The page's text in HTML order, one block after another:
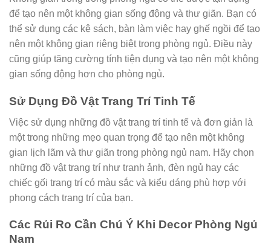
để tạo nên một không gian sống động và thư giãn. Bạn có
thể sử dụng các kệ sách, bàn làm việc hay ghế ngồi để tạo
nên một không gian riêng biệt trong phòng ngủ. Điều này
cũng giúp tăng cường tính tiện dụng và tạo nên một không
gian sống động hơn cho phòng ngủ.
Sử Dụng Đồ Vật Trang Trí Tinh Tế
Việc sử dụng những đồ vật trang trí tinh tế và đơn giản là
một trong những mẹo quan trọng để tạo nên một không
gian lịch lãm và thư giãn trong phòng ngủ nam. Hãy chọn
những đồ vật trang trí như tranh ảnh, đèn ngủ hay các
chiếc gối trang trí có màu sắc và kiểu dáng phù hợp với
phong cách trang trí của bạn.
Các Rủi Ro Cần Chú Ý Khi Decor Phòng Ngủ
Nam